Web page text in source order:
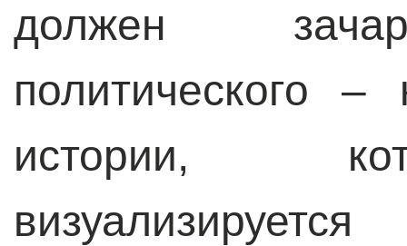
должен
политического –
истории,